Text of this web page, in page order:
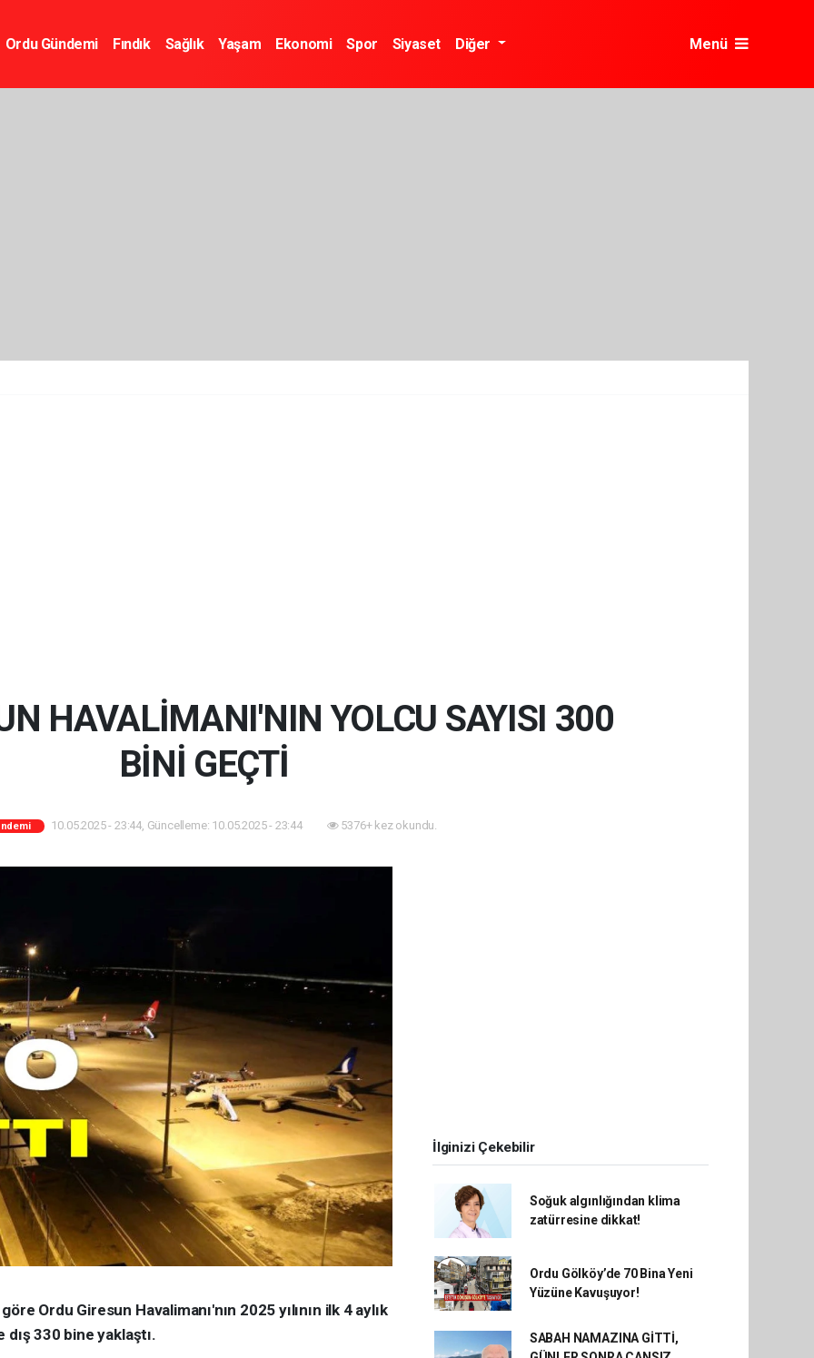
Ordu Gündemi Fındık Sağlık Yaşam Ekonomi Spor Siyaset Diğer Menü
HAVALİMANI'NIN YOLCU SAYISI 300
BİNİ GEÇTİ
10.05.2025 - 23:44, Güncelleme: 10.05.2025 - 23:44 5376+ kez okundu.
Ordu Giresun Havalimanı'nın 2025 yılının ilk 4 aylık
dış 330 bine yaklaştı.
İlginizi Çekebilir
Soğuk algınlığından klima
zatürresine dikkat!
Ordu Gölköy’de 70 Bina Yeni
Yüzüne Kavuşuyor!
SABAH NAMAZINA GİTTİ,